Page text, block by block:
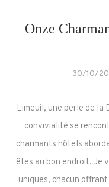
Onze
30/10/
Limeuil, une perle de la
convivialité se
charmants hôtels
êtes au bon endroit. Je
uniques, chacun